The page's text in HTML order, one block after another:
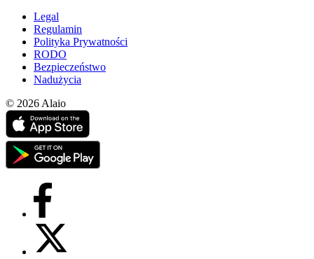
Legal
Regulamin
Polityka Prywatności
RODO
Bezpieczeństwo
Nadużycia
© 2026 Alaio